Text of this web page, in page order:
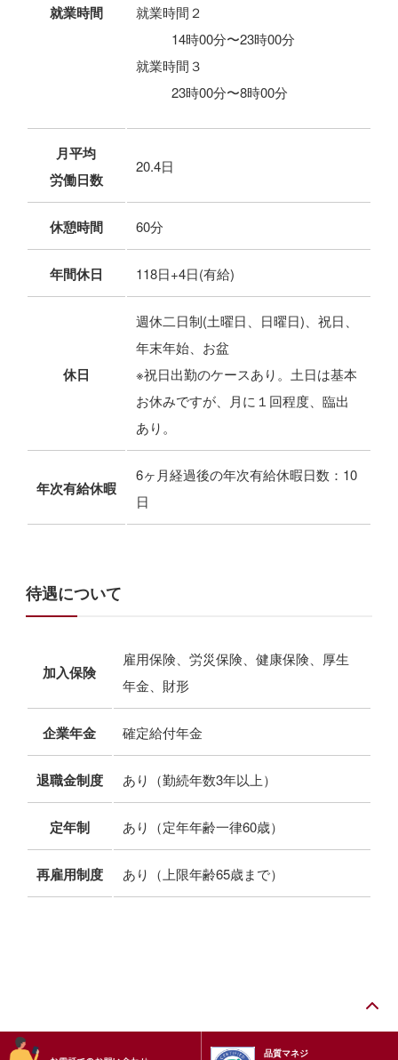
就業時間
就業時間２
14時00分〜23時00分
就業時間３
23時00分〜8時00分
月平均
労働日数
20.4日
休憩時間 60分
年間休日 118日+4日(有給)
休日
週休二日制(土曜日、日曜日)、祝日、
年末年始、お盆
※祝日出勤のケースあり。土日は基本
お休みですが、月に１回程度、臨出
あり。
年次有給休暇
6ヶ月経過後の年次有給休暇日数：10
日
待遇について
加入保険
雇用保険、労災保険、健康保険、厚生
年金、財形
企業年金 確定給付年金
退職金制度 あり（勤続年数3年以上）
定年制 あり（定年年齢一律60歳）
再雇用制度 あり（上限年齢65歳まで）
品質マネジ